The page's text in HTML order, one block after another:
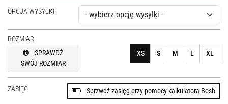
OPCJA WYSYŁKI:
ROZMIAR
SPRAWDŹ
SWÓJ ROZMIAR
XS S M L XL
ZASIĘG Sprzwdź zasięg przy pomocy kalkulatora Bosh